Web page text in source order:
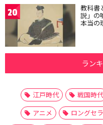
20 教科書
説」の
本当の
ラン
江戸時代 戦国時代
アニメ
ロングセ